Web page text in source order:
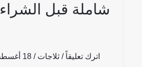
شاملة قبل الشراء
اترك تعليقاً / ثلاجات / 18 أغسطس، 2025